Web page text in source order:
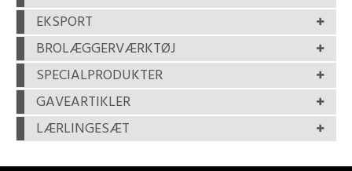
EKSPORT
BROLÆGGERVÆRKTØJ
SPECIALPRODUKTER
GAVEARTIKLER
LÆRLINGESÆT